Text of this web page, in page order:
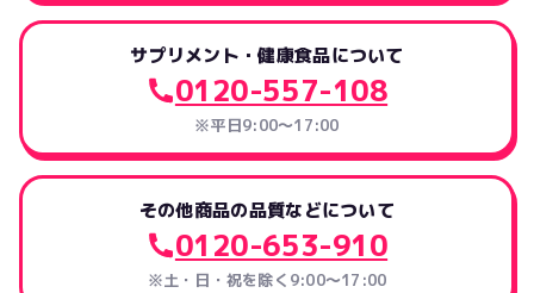
サプリメント・健康食品について
0120-557-108
※平日9:00～17:00
その他商品の品質などについて
0120-653-910
※土・日・祝を除く9:00〜17:00